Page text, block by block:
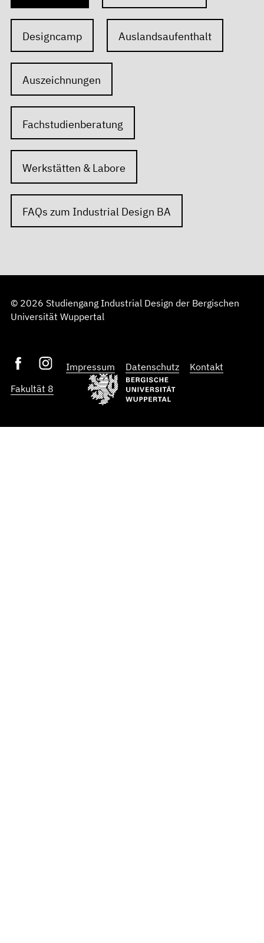
Designcamp Auslandsaufenthalt
Auszeichnungen
Fachstudienberatung
Werkstätten & Labore
FAQs zum Industrial Design BA
© 2026 Studiengang Industrial Design der Bergischen
Universität Wuppertal
Impressum Datenschutz
Kontakt
Fakultät 8